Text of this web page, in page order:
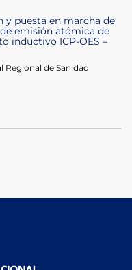
y puesta en marcha de
emisión atómica de
inductivo ICP-OES –
Regional de Sanidad